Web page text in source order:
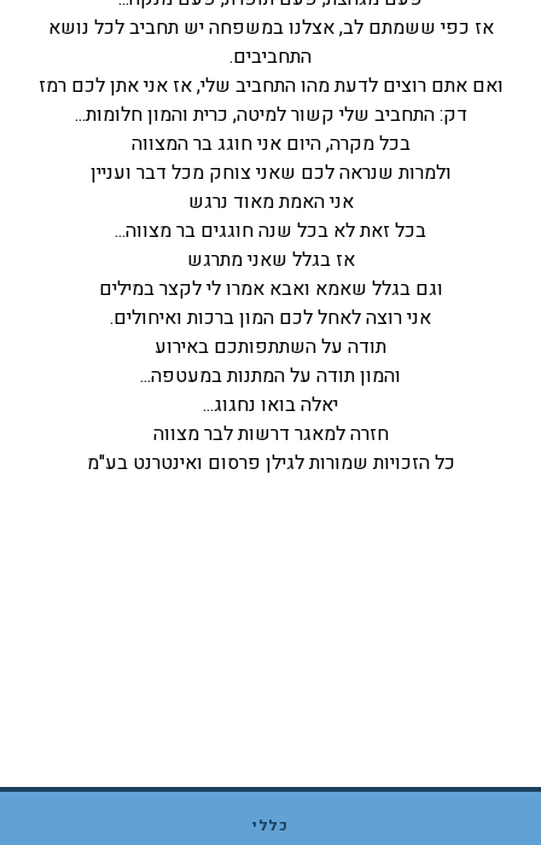
אז כפי ששמתם לב, אצלנו במשפחה יש תחביב לכל נושא
התחביבים.
ואם אתם רוצים לדעת מהו התחביב שלי, אז אני אתן לכם רמז
דק: התחביב שלי קשור למיטה, כרית והמון חלומות...
בכל מקרה, היום אני חוגג בר המצווה
ולמרות שנראה לכם שאני צוחק מכל דבר ועניין
אני האמת מאוד נרגש
בכל זאת לא בכל שנה חוגגים בר מצווה...
אז בגלל שאני מתרגש
וגם בגלל שאמא ואבא אמרו לי לקצר במילים
אני רוצה לאחל לכם המון ברכות ואיחולים.
תודה על השתתפותכם באירוע
והמון תודה על המתנות במעטפה...
יאלה בואו נחגוג...
חזרה למאגר דרשות לבר מצווה
כל הזכויות שמורות לגילן פרסום ואינטרנט בע"מ
כללי